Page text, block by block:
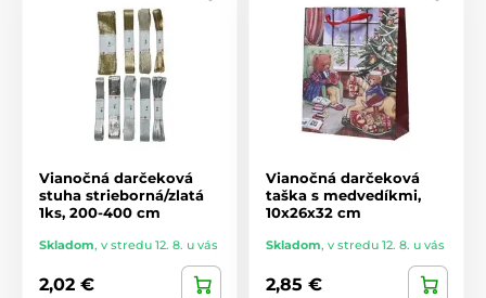
Vianočná darčeková
stuha strieborná/zlatá
1ks, 200-400 cm
Skladom, v stredu 12. 8. u vás
2,02 €
Vianočná darčeková
taška s medvedíkmi,
10x26x32 cm
Skladom, v stredu 12. 8. u vás
2,85 €